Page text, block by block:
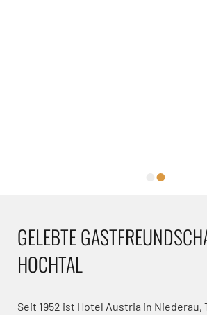
GELEBTE
HOCHTAL
Seit 1952 ist Hotel Austria in Niederau,